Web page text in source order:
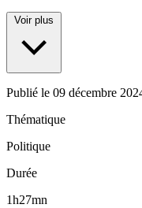
Voir plus
Publié le 09 décembre
Thématique
Politique
Durée
1h27mn